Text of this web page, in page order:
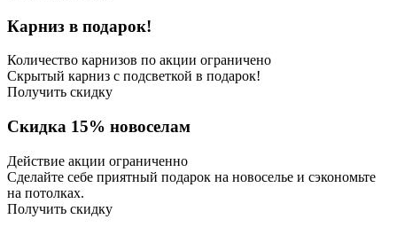
Карниз в подарок!
Количество карнизов по акции ограничено
Скрытый карниз с подсветкой в подарок!
Получить скидку
Скидка 15% новоселам
Действие акции ограниченно
Сделайте себе приятный подарок на новоселье и сэкономьте
на потолках.
Получить скидку